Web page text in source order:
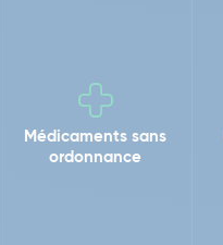
Médicaments sans
ordonnance